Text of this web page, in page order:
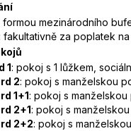
formou mezinárodního
fakultativně za poplatek na
1: pokoj s 1 lůžkem,
2: pokoj s manželskou
1+1: pokoj s
2+1: pokoj s
2+2: pokoj s